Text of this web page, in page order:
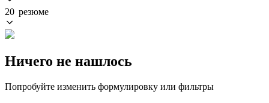
20 резюме
Ничего не нашлось
Попробуйте изменить формулировку или фильтры